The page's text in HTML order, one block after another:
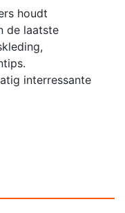
houdt
de laatste
interressante